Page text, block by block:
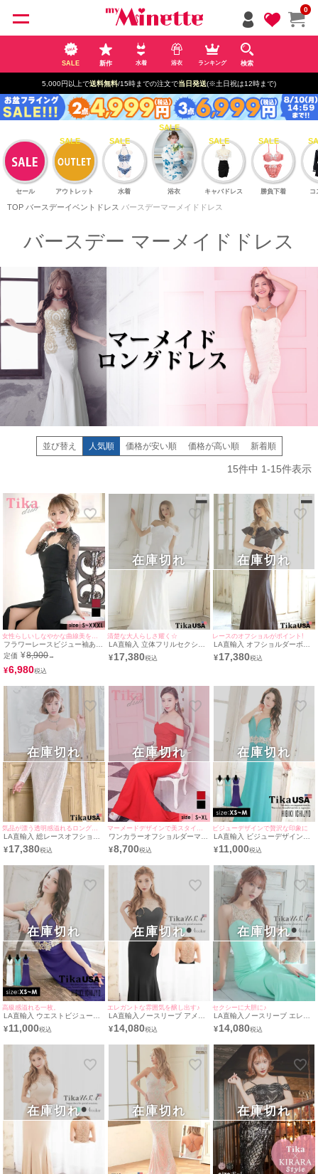
0
SALE 新作 水着 浴衣 ランキング 検索
5,000円以上で送料無料/15時までの注文で当日発送(※土日祝は12時まで)
セール アウトレット 水着 浴衣 キャバドレス 勝負下着 コ
TOP バースデーイベントドレス バースデーマーメイドドレス
バースデー マーメイドドレス
並び替え 人気順 価格が安い順 価格が高い順 新着順
15件中 1-15件表示
フラワーレースビジュー袖あり
スリットタイトバースデーロン
グドレス (Sサイズ～XXXLサイ
ズ) (門りょう/キャバドレス着
用)
定価 ¥8,900→
¥6,980
清楚な大人らしさ耀く☆
LA直輸入 立体フリルセクシー
バースデーオフショルダーマー
メイドロングドレス (Sサイズ
¥17,380
在庫切れ
レースのオフショルがポイント!
LA直輸入 オフショルダーボデ
ィラインバースデーマーメイド
バースデーロングドレス (Sサ
¥17,380
在庫切れ
LA直輸入 総レースオフショル
ダー袖バースデーマーメイドバ
ースデーロングドレス (Sサイ
用)
¥17,380
在庫切れ
ワンカラーオフショルダーマー
メイドバースデーロングドレス
(Sサイズ～XLサイズ) (久保七
¥8,700
在庫切れ
ビジューデザインで贅沢な印象に
LA直輸入 ビジューデザインシ
フォンバースデーマーメイドバ
ースデーロングドレス (XSサイ
¥11,000
在庫切れ
高級感溢れる一枚。
LA直輸入 ウエストビジューバ
ストカットシフォンバースデー
マーメイドバースデーロングド
¥11,000
在庫切れ
エレガントな雰囲気を醸し出す♪
LA直輸入ノースリーブ アメリ
カンスリーブバックシースルー
デザインバースデーマーメイド
イズ/Sサイズ) (みゆう/キャバ
¥14,080
在庫切れ
セクシーに大胆に♪
LA直輸入ノースリーブ エレガ
ントアメリカンスリーブバース
デーマーメイドバースデーロン
(椎名美月/キャバドレス着用)
¥14,080
在庫切れ
在庫切れ 在庫切れ 在庫切れ
ペー
ジト
ップ